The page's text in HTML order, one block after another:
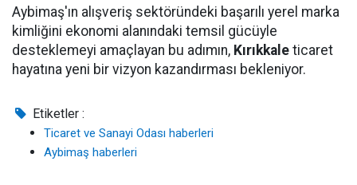
Aybimaş'ın alışveriş sektöründeki başarılı yerel marka
kimliğini ekonomi alanındaki temsil gücüyle
desteklemeyi amaçlayan bu adımın, Kırıkkale ticaret
hayatına yeni bir vizyon kazandırması bekleniyor.
Etiketler :
Ticaret ve Sanayi Odası haberleri
Aybimaş haberleri